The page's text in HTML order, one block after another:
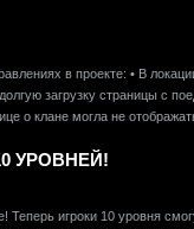
в проекте: • В
загрузку страницы с
о клане могла не
УРОВНЕЙ!
Теперь игроки 10 уровня